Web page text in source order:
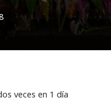
veces en 1 día